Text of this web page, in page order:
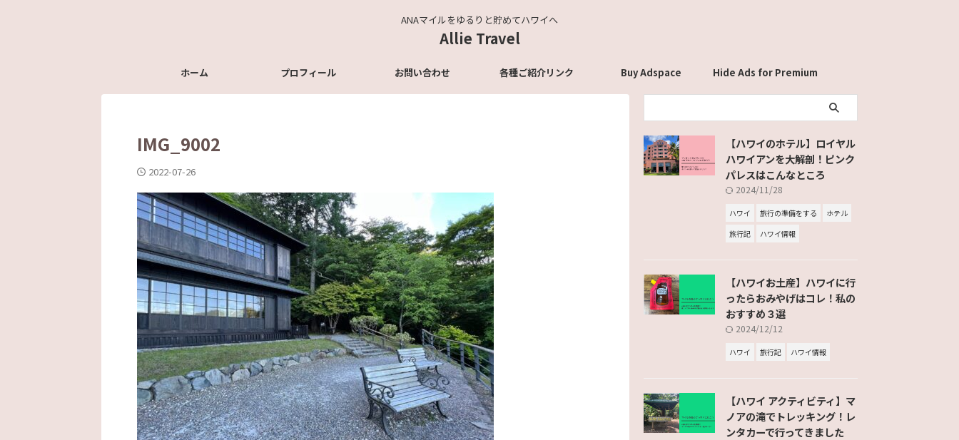
ANAマイルをゆるりと貯めてハワイへ
Allie Travel
ホーム プロフィール お問い合わせ 各種ご紹介リンク Buy Adspace Hide Ads for Premium
IMG_9002
2022-07-26
【ハワイのホテル】ロイヤル
ハワイアンを大解剖！ピンク
パレスはこんなところ
2024/11/28
ハワイ 旅行の準備をする
ホテル
旅行記
ハワイ情報
【ハワイお土産】ハワイに行
ったらおみやげはコレ！私の
おすすめ３選
2024/12/12
ハワイ 旅行記 ハワイ情報
【ハワイ アクティビティ】マ
ノアの滝でトレッキング！レ
ンタカーで行ってきました